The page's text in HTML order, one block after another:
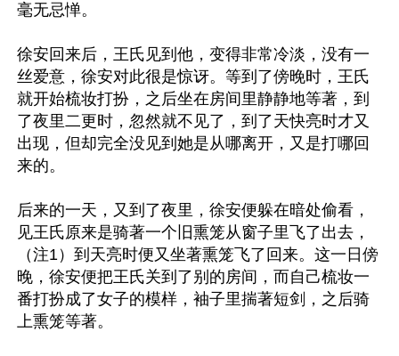
毫无忌惮。
徐安回来后，王氏见到他，变得非常冷淡，没有一
丝爱意，徐安对此很是惊讶。等到了傍晚时，王氏
就开始梳妆打扮，之后坐在房间里静静地等著，到
了夜里二更时，忽然就不见了，到了天快亮时才又
出现，但却完全没见到她是从哪离开，又是打哪回
来的。
后来的一天，又到了夜里，徐安便躲在暗处偷看，
见王氏原来是骑著一个旧熏笼从窗子里飞了出去，
（注1）到天亮时便又坐著熏笼飞了回来。这一日傍
晚，徐安便把王氏关到了别的房间，而自己梳妆一
番打扮成了女子的模样，袖子里揣著短剑，之后骑
上熏笼等著。